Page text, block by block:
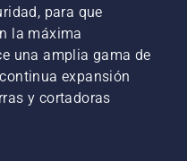
para que
la máxima
una amplia gama de
expansión
y cortadoras